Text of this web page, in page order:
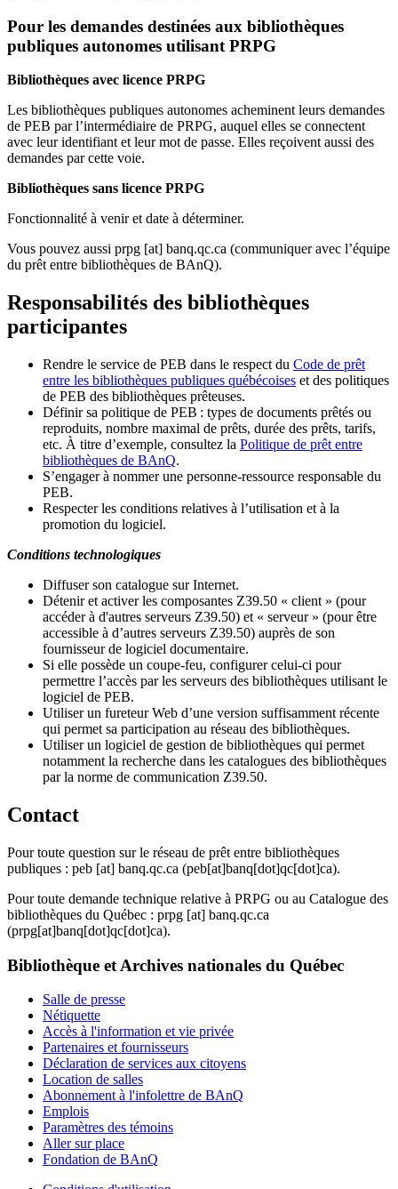
Pour les demandes destinées aux bibliothèques
publiques autonomes utilisant PRPG
Bibliothèques avec licence PRPG
Les bibliothèques publiques autonomes acheminent leurs demandes
de PEB par l’intermédiaire de PRPG, auquel elles se connectent
avec leur identifiant et leur mot de passe. Elles reçoivent aussi des
demandes par cette voie.
Bibliothèques sans licence PRPG
Fonctionnalité à venir et date à déterminer.
Vous pouvez aussi prpg [at] banq.qc.ca (communiquer avec l’équipe
du prêt entre bibliothèques de BAnQ).
Responsabilités des bibliothèques
participantes
Rendre le service de PEB dans le respect du Code de prêt
entre les bibliothèques publiques québécoises et des politiques
de PEB des bibliothèques prêteuses.
Définir sa politique de PEB : types de documents prêtés ou
reproduits, nombre maximal de prêts, durée des prêts, tarifs,
etc. À titre d’exemple, consultez la Politique de prêt entre
bibliothèques de BAnQ.
S’engager à nommer une personne-ressource responsable du
PEB.
Respecter les conditions relatives à l’utilisation et à la
promotion du logiciel.
Conditions technologiques
Diffuser son catalogue sur Internet.
Détenir et activer les composantes Z39.50 « client » (pour
accéder à d'autres serveurs Z39.50) et « serveur » (pour être
accessible à d’autres serveurs Z39.50) auprès de son
fournisseur de logiciel documentaire.
Si elle possède un coupe-feu, configurer celui-ci pour
permettre l’accès par les serveurs des bibliothèques utilisant le
logiciel de PEB.
Utiliser un fureteur Web d’une version suffisamment récente
qui permet sa participation au réseau des bibliothèques.
Utiliser un logiciel de gestion de bibliothèques qui permet
notamment la recherche dans les catalogues des bibliothèques
par la norme de communication Z39.50.
Contact
Pour toute question sur le réseau de prêt entre bibliothèques
publiques : peb [at] banq.qc.ca (peb[at]banq[dot]qc[dot]ca).
Pour toute demande technique relative à PRPG ou au Catalogue des
bibliothèques du Québec : prpg [at] banq.qc.ca
(prpg[at]banq[dot]qc[dot]ca).
Bibliothèque et Archives nationales du Québec
Salle de presse
Nétiquette
Accès à l'information et vie privée
Partenaires et fournisseurs
Déclaration de services aux citoyens
Location de salles
Abonnement à l'infolettre de BAnQ
Emplois
Paramètres des témoins
Aller sur place
Fondation de BAnQ